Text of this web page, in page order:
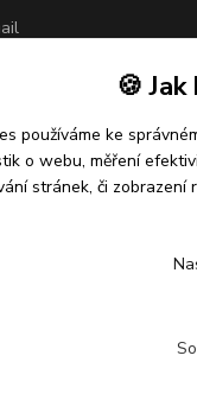
🍪
používáme ke
o webu, měření
stránek, či zobrazení